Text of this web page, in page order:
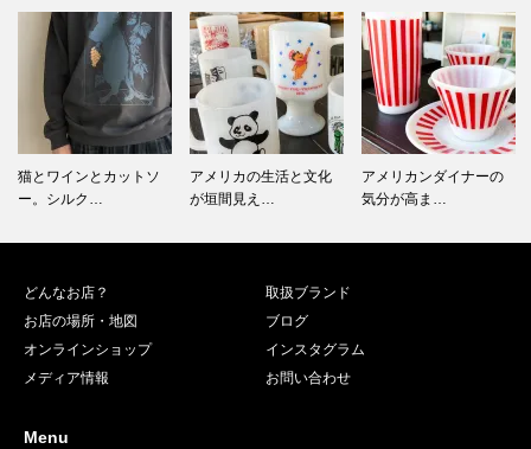
アメリカの生活と文化
が垣間見え…
アメリカンダイナーの
気分が高ま…
Fire-king 美しく丈夫…
どんなお店？
取扱ブランド
お店の場所・地図
ブログ
オンラインショップ
インスタグラム
メディア情報
お問い合わせ
Menu